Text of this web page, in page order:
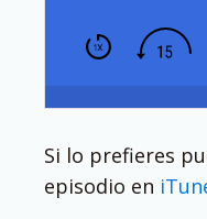
Si lo prefieres
episodio en